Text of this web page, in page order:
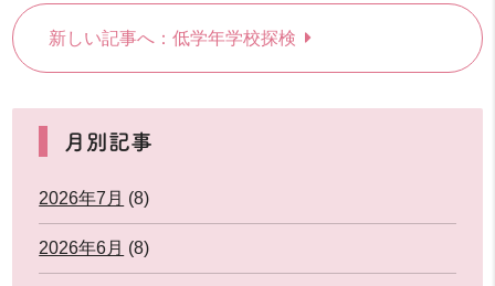
新しい記事へ：低学年学校探検
月別記事
2026年7月 (8)
2026年6月 (8)